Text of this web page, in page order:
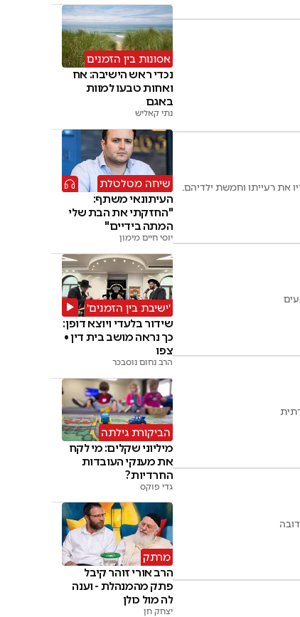
את רעייתו וחמשת ילדיהם.
אסונות בין הזמנים
נכדי ראש הישיבה: אח
ואחות טבעו למוות
באגם
נתי קאליש
שיחה מטלטלת
העיתונאי משתף:
"החזקתי את הבת שלי
המתה בידיים"
יוסי חיים מימון
'ישיבת בין הזמנים'
שידור בלעדי ויוצא דופן:
כך נראה מושב בית דין •
צפו
הרב נחום נוסבכר
הביקורת גילתה
מיליוני שקלים: מי לקח
את מענקי העובדות
החרדיות?
גדי פוקס
מרתק
הרב אורי זוהר קיבל
פתק מהמנהלת - וענה
לה מול כולן
יצחק חן